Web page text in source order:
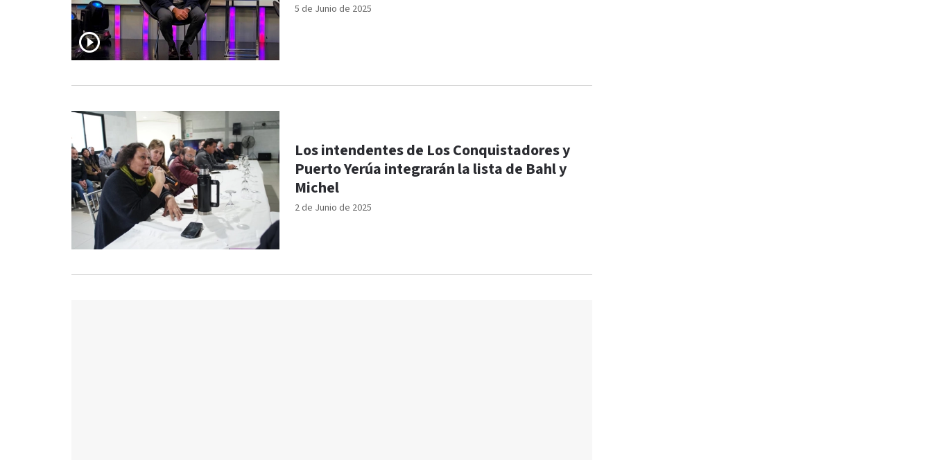
5 de Junio de 2025
2 de Junio de 2025
Los intendentes de Los Conquistadores y
Puerto Yerúa integrarán la lista de Bahl y
Michel